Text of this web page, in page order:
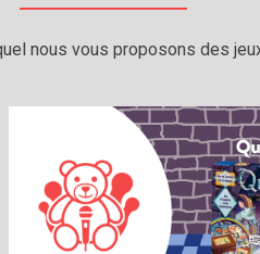
nous vous proposons des